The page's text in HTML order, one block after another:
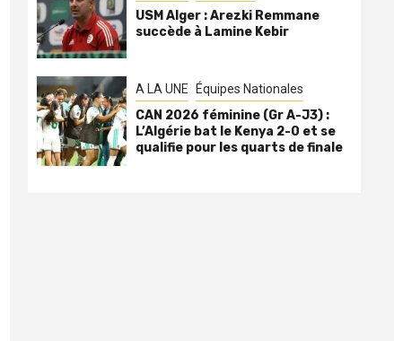
USM Alger : Arezki Remmane
succède à Lamine Kebir
A LA UNE Équipes Nationales
CAN 2026 féminine (Gr A-J3) :
L’Algérie bat le Kenya 2-0 et se
qualifie pour les quarts de finale